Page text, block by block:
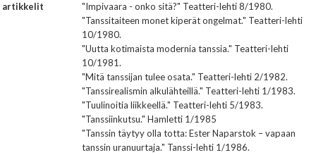
artikkelit
"Impivaara - onko sitä?" Teatteri-lehti 8/1980.
"Tanssitaiteen monet kiperät ongelmat." Teatteri-lehti
10/1980.
"Uutta kotimaista modernia tanssia." Teatteri-lehti
10/1981.
"Mitä tanssijan tulee osata." Teatteri-lehti 2/1982.
"Tanssirealismin alkulähteillä." Teatteri-lehti 1/1983.
"Tuulinoitia liikkeellä." Teatteri-lehti 5/1983.
"Tanssiinkutsu." Hamletti 1/1985
"Tanssin täytyy olla totta: Ester Naparstok – vapaan
tanssin uranuurtaja." Tanssi-lehti 1/1986.